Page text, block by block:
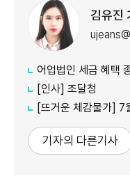
김유진
어업법인 세금 혜택 종
[인사] 조달청
[뜨거운 체감물가] 7월 물가 3
기자의 다른기사